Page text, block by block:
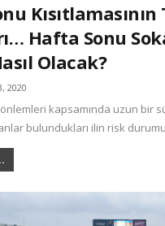
Kısıtlamasının
Hafta Sonu
Olacak?
2020
kapsamında uzun bir
bulundukları ilin risk